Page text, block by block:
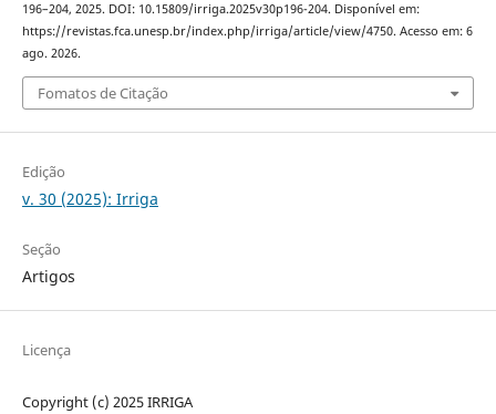
196–204, 2025. DOI: 10.15809/irriga.2025v30p196-204. Disponível em:
https://revistas.fca.unesp.br/index.php/irriga/article/view/4750. Acesso em: 6
ago. 2026.
Fomatos de Citação
Edição
v. 30 (2025): Irriga
Seção
Artigos
Licença
Copyright (c) 2025 IRRIGA